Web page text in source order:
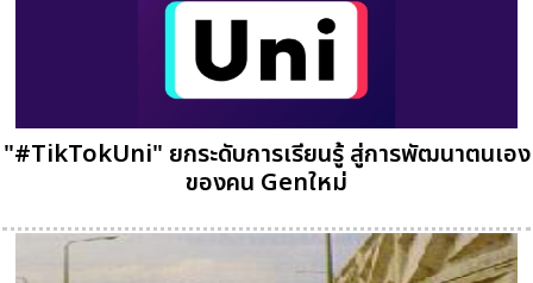
"#TikTokUni" ยกระดับการเรียนรู้ สู่การพัฒนาตนเอง
ของคน Genใหม่